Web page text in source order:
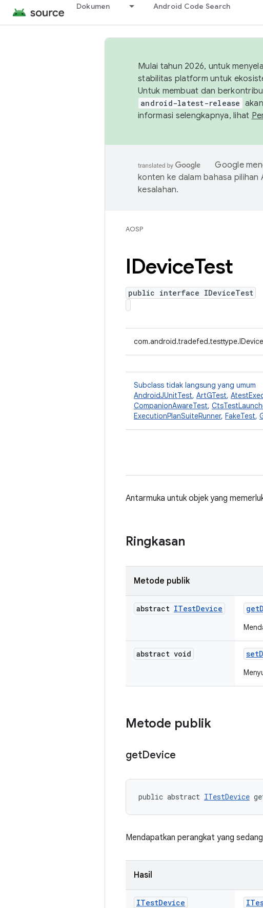
Dokumen Android Code Search
Mulai tahun 2026, untuk
stabilitas platform untuk
Untuk membuat dan
android-latest-release
informasi selengkapnya, lihat
Google
konten ke dalam bahasa pilihan
kesalahan.
AOSP
IDeviceTest
public interface IDeviceTest
Subclass tidak langsung yang umum
AndroidJUnitTest, ArtGTest,
CompanionAwareTest,
ExecutionPlanSuiteRunner, FakeTest,
Antarmuka untuk objek yang
Ringkasan
Metode publik
abstract ITestDevice get
abstract void set
Metode publik
getDevice
public abstract ITestDevice
Mendapatkan perangkat yang
Hasil
ITestDevice